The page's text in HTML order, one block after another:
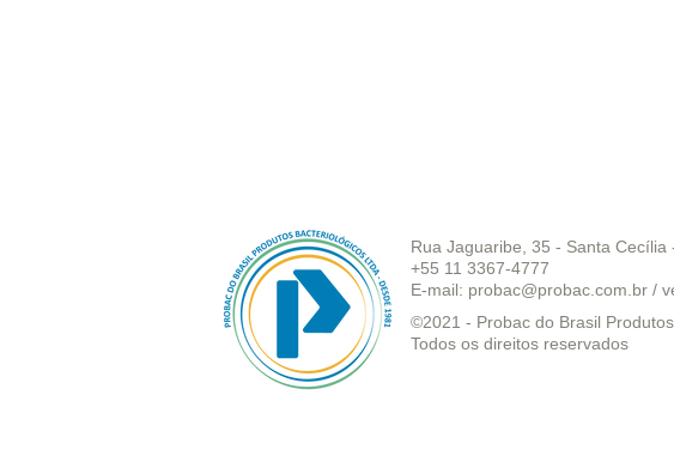
Rua Jaguaribe, 35 - Santa Cecília
+55 11 3367-4777
E-mail: probac@probac.com.br /
©2021 - Probac do Brasil
Todos os direitos reservados